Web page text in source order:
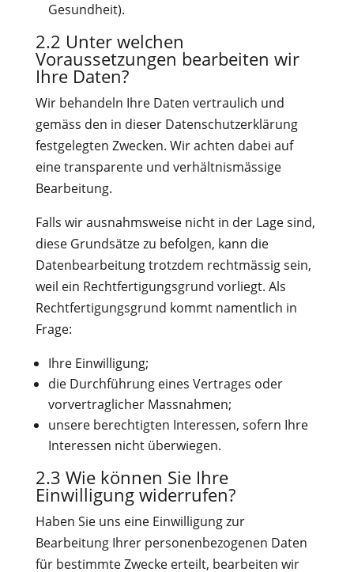
Gesundheit).
2.2 Unter welchen
Voraussetzungen bearbeiten wir
Ihre Daten?
Wir behandeln Ihre Daten vertraulich und
gemäss den in dieser Datenschutzerklärung
festgelegten Zwecken. Wir achten dabei auf
eine transparente und verhältnismässige
Bearbeitung.
Falls wir ausnahmsweise nicht in der Lage sind,
diese Grundsätze zu befolgen, kann die
Datenbearbeitung trotzdem rechtmässig sein,
weil ein Rechtfertigungsgrund vorliegt. Als
Rechtfertigungsgrund kommt namentlich in
Frage:
Ihre Einwilligung;
die Durchführung eines Vertrages oder
vorvertraglicher Massnahmen;
unsere berechtigten Interessen, sofern Ihre
Interessen nicht überwiegen.
2.3 Wie können Sie Ihre
Einwilligung widerrufen?
Haben Sie uns eine Einwilligung zur
Bearbeitung Ihrer personenbezogenen Daten
für bestimmte Zwecke erteilt, bearbeiten wir